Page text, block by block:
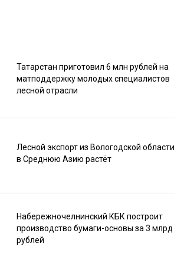
Татарстан приготовил 6 млн рублей на
матподдержку молодых специалистов
лесной отрасли
Лесной экспорт из Вологодской области
в Среднюю Азию растёт
Набережночелнинский КБК построит
производство бумаги-основы за 3 млрд
рублей